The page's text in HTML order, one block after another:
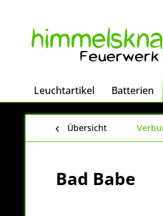
Leuchtartikel Batterien
Übersicht
Bad Babe